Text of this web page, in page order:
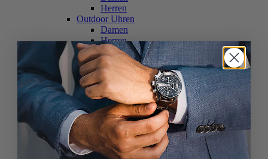
Herren
Outdoor Uhren
Damen
Herren
Schweizer Uhren
Damen
Herren
Skelettuhren
Damen
Herren
Smartwatches
Damen
Herren
Solaruhren